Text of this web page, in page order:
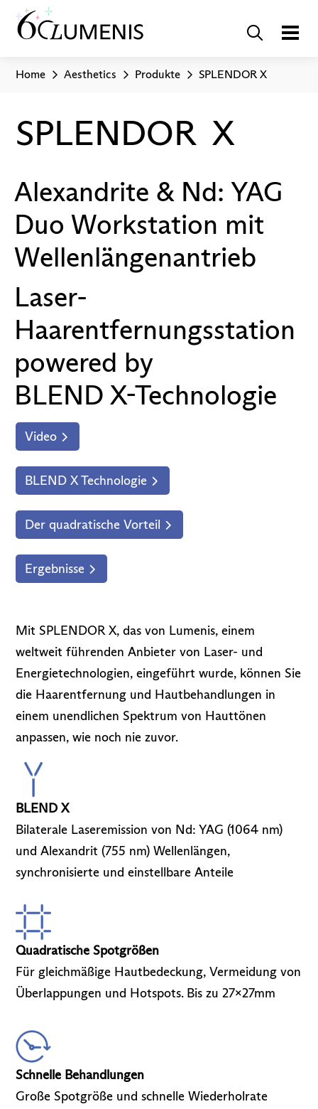
Home Aesthetics Produkte SPLENDOR X
SPLENDOR X
Alexandrite & Nd: YAG
Duo Workstation mit
Wellenlängenantrieb
Laser-
Haarentfernungsstation
powered by
BLEND X-Technologie
Video
BLEND X Technologie
Der quadratische Vorteil
Ergebnisse
Mit SPLENDOR X, das von Lumenis, einem
weltweit führenden Anbieter von Laser- und
Energietechnologien, eingeführt wurde, können Sie
die Haarentfernung und Hautbehandlungen in
einem unendlichen Spektrum von Hauttönen
anpassen, wie noch nie zuvor.
BLEND X
Bilaterale Laseremission von Nd: YAG (1064 nm)
und Alexandrit (755 nm) Wellenlängen,
synchronisierte und einstellbare Anteile
Quadratische Spotgrößen
Für gleichmäßige Hautbedeckung, Vermeidung von
Überlappungen und Hotspots. Bis zu 27x27mm
Schnelle Behandlungen
Große Spotgröße und schnelle Wiederholrate